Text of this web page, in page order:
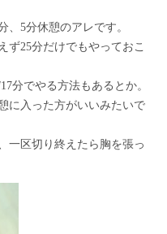
、5分休憩のアレです。
ず25分だけでもやっておこ
分でやる方法もあるとか。
に入った方がいいみたいで
一区切り終えたら胸を張っ